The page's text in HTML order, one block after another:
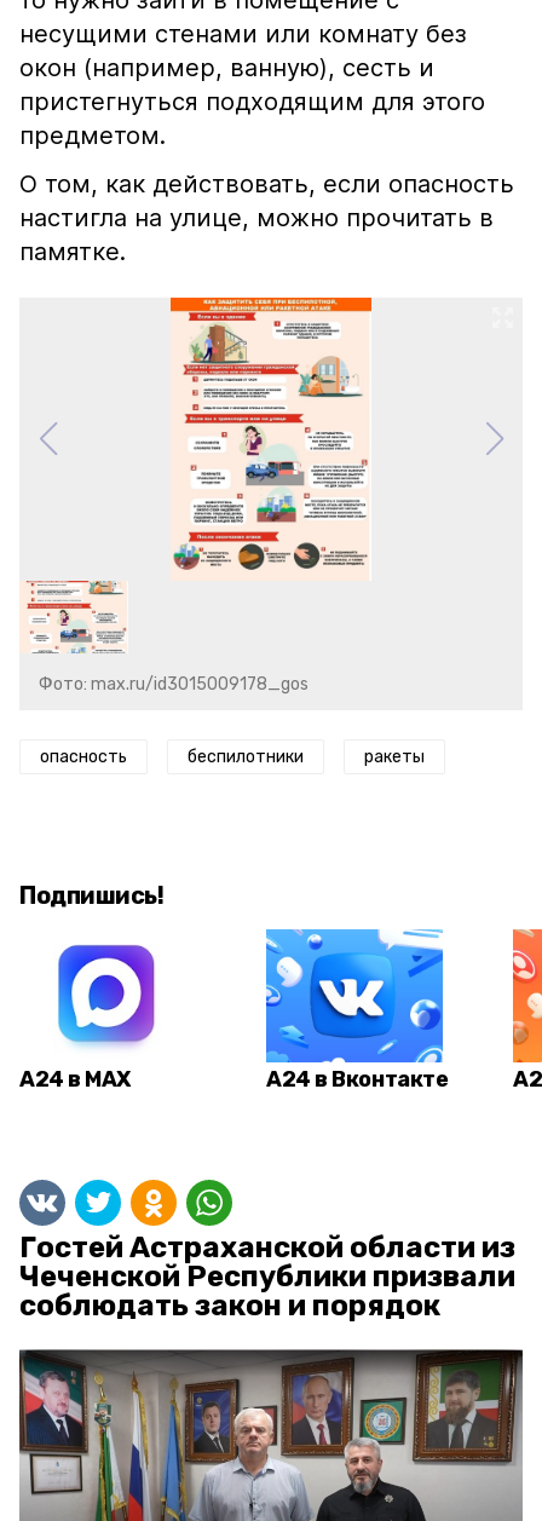
несущими стенами или комнату без
окон (например, ванную), сесть и
пристегнуться подходящим для этого
предметом.
О том, как действовать, если опасность
настигла на улице, можно прочитать в
памятке.
Фото: max.ru/id3015009178_gos
опасность беспилотники ракеты
Подпишись!
А24 в MAX А24 в Вконтакте
Гостей Астраханской области из
Чеченской Республики призвали
соблюдать закон и порядок